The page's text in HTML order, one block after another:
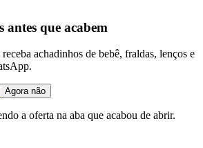
antes que acabem
achadinhos de bebê, fraldas, lenços e
Agora não
a oferta na aba que acabou de abrir.